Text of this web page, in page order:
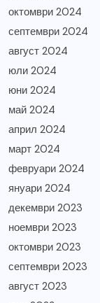
октомври 2024
септември 2024
август 2024
юли 2024
юни 2024
май 2024
април 2024
март 2024
февруари 2024
януари 2024
декември 2023
ноември 2023
октомври 2023
септември 2023
август 2023